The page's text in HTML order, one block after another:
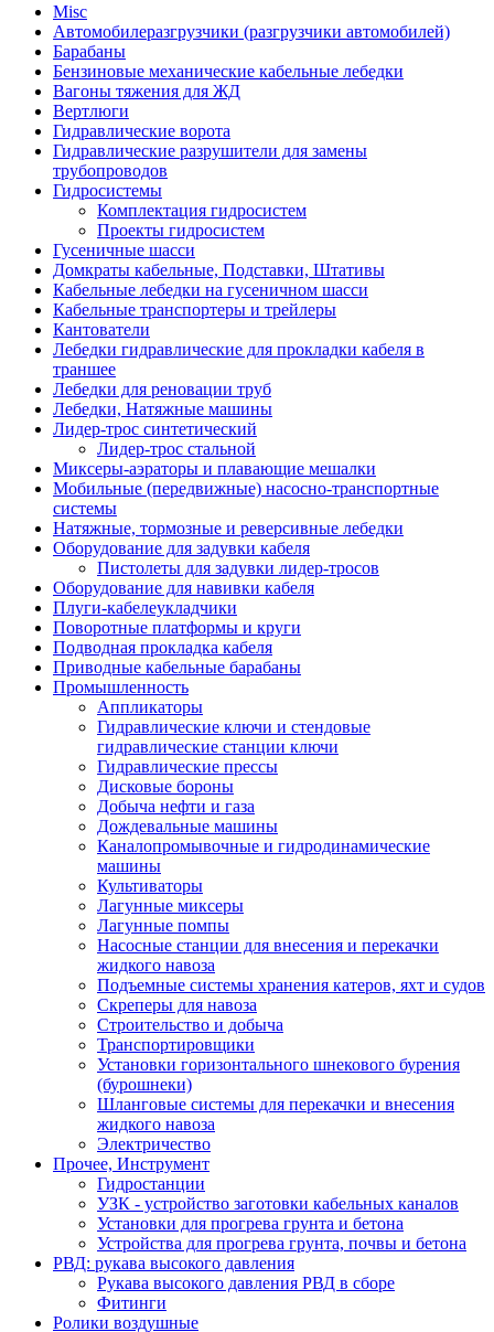
Misc
Автомобилеразгрузчики (разгрузчики автомобилей)
Барабаны
Бензиновые механические кабельные лебедки
Вагоны тяжения для ЖД
Вертлюги
Гидравлические ворота
Гидравлические разрушители для замены
трубопроводов
Гидросистемы
Комплектация гидросистем
Проекты гидросистем
Гусеничные шасси
Домкраты кабельные, Подставки, Штативы
Кабельные лебедки на гусеничном шасси
Кабельные транспортеры и трейлеры
Кантователи
Лебедки гидравлические для прокладки кабеля в
траншее
Лебедки для реновации труб
Лебедки, Натяжные машины
Лидер-трос синтетический
Лидер-трос стальной
Миксеры-аэраторы и плавающие мешалки
Мобильные (передвижные) насосно-транспортные
системы
Натяжные, тормозные и реверсивные лебедки
Оборудование для задувки кабеля
Пистолеты для задувки лидер-тросов
Оборудование для навивки кабеля
Плуги-кабелеукладчики
Поворотные платформы и круги
Подводная прокладка кабеля
Приводные кабельные барабаны
Промышленность
Аппликаторы
Гидравлические ключи и стендовые
гидравлические станции ключи
Гидравлические прессы
Дисковые бороны
Добыча нефти и газа
Дождевальные машины
Каналопромывочные и гидродинамические
машины
Культиваторы
Лагунные миксеры
Лагунные помпы
Насосные станции для внесения и перекачки
жидкого навоза
Подъемные системы хранения катеров, яхт и судов
Скреперы для навоза
Строительство и добыча
Транспортировщики
Установки горизонтального шнекового бурения
(бурошнеки)
Шланговые системы для перекачки и внесения
жидкого навоза
Электричество
Прочее, Инструмент
Гидростанции
УЗК - устройство заготовки кабельных каналов
Установки для прогрева грунта и бетона
Устройства для прогрева грунта, почвы и бетона
РВД: рукава высокого давления
Рукава высокого давления РВД в сборе
Фитинги
Ролики воздушные